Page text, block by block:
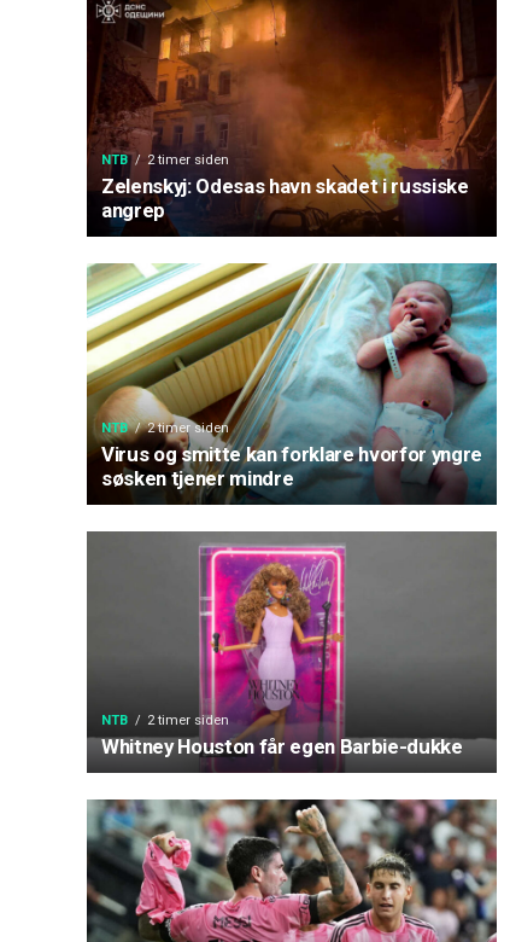
NTB 2 timer siden
Zelenskyj: Odesas havn skadet i russiske
angrep
NTB 2 timer siden
Virus og smitte kan forklare hvorfor yngre
søsken tjener mindre
NTB 2 timer siden
Whitney Houston får egen Barbie-dukke